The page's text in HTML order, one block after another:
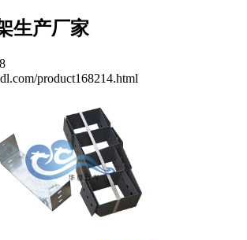
生产厂家
product168214.html